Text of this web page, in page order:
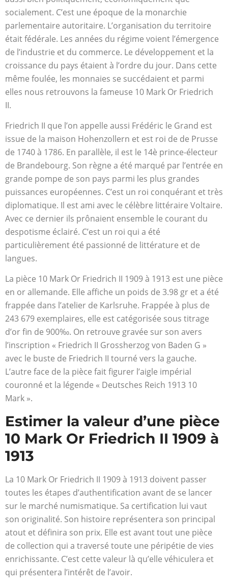
socialement. C’est une époque de la monarchie
parlementaire autoritaire. L’organisation du territoire
était fédérale. Les années du régime voient l’émergence
de l’industrie et du commerce. Le développement et la
croissance du pays étaient à l’ordre du jour. Dans cette
même foulée, les monnaies se succédaient et parmi
elles nous retrouvons la fameuse 10 Mark Or Friedrich
II.
Friedrich II que l’on appelle aussi Frédéric le Grand est
issue de la maison Hohenzollern et est roi de de Prusse
de 1740 à 1786. En parallèle, il est le 14è prince-électeur
de Brandebourg. Son règne a été marqué par l’entrée en
grande pompe de son pays parmi les plus grandes
puissances européennes. C’est un roi conquérant et très
diplomatique. Il est ami avec le célèbre littéraire Voltaire.
Avec ce dernier ils prônaient ensemble le courant du
despotisme éclairé. C’est un roi qui a été
particulièrement été passionné de littérature et de
langues.
La pièce 10 Mark Or Friedrich II 1909 à 1913 est une pièce
en or allemande. Elle affiche un poids de 3.98 gr et a été
frappée dans l’atelier de Karlsruhe. Frappée à plus de
243 679 exemplaires, elle est catégorisée sous titrage
d’or fin de 900‰. On retrouve gravée sur son avers
l’inscription « Friedrich II Grossherzog von Baden G »
avec le buste de Friedrich II tourné vers la gauche.
L’autre face de la pièce fait figurer l’aigle impérial
couronné et la légende « Deutsches Reich 1913 10
Mark ».
Estimer la valeur d’une pièce
10 Mark Or Friedrich II 1909 à
1913
La 10 Mark Or Friedrich II 1909 à 1913 doivent passer
toutes les étapes d’authentification avant de se lancer
sur le marché numismatique. Sa certification lui vaut
son originalité. Son histoire représentera son principal
atout et définira son prix. Elle est avant tout une pièce
de collection qui a traversé toute une péripétie de vies
enrichissante. C’est cette valeur là qu’elle véhiculera et
qui présentera l’intérêt de l’avoir.